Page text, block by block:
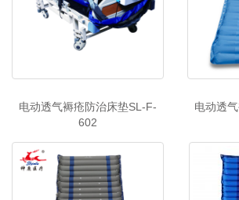
电动透气褥疮防治床垫SL-F-
602
电动透